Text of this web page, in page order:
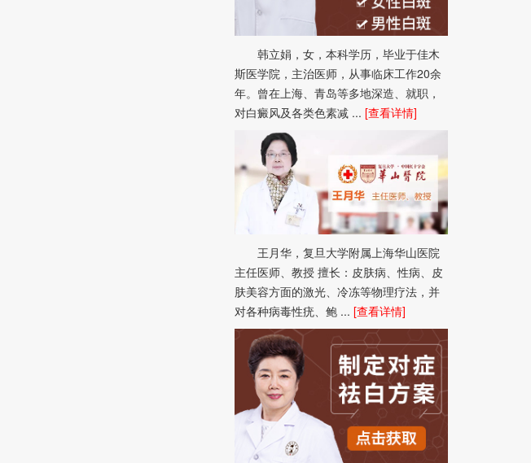
韩立娟，女，本科学历，毕业于佳木
斯医学院，主治医师，从事临床工作20余
年。曾在上海、青岛等多地深造、就职，
对白癜风及各类色素减 ... [查看详情]
王月华，复旦大学附属上海华山医院
主任医师、教授 擅长：皮肤病、性病、皮
肤美容方面的激光、冷冻等物理疗法，并
对各种病毒性疣、鲍 ... [查看详情]